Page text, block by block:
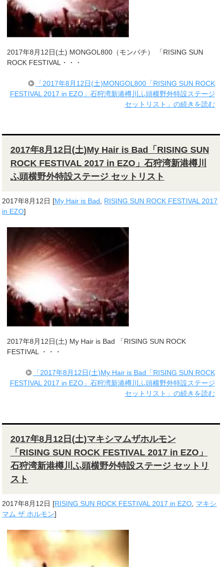
2017年8月12日(土) MONGOL800（モンパチ） 「RISING SUN
ROCK FESTIVAL・・・
「2017年8月12日(土)MONGOL800「RISING SUN ROCK
FESTIVAL 2017 in EZO」石狩湾新港樽川ふ頭横野外特設ステージ
セットリスト」の続きを読む
2017年8月12日(土)My Hair is Bad「RISING SUN
ROCK FESTIVAL 2017 in EZO」石狩湾新港樽川
ふ頭横野外特設ステージ セットリスト
2017年8月12日 [My Hair is Bad
RISING SUN ROCK FESTIVAL 2017
in EZO]
2017年8月12日(土) My Hair is Bad 「RISING SUN ROCK
FESTIVAL ・・・
「2017年8月12日(土)My Hair is Bad「RISING SUN ROCK
FESTIVAL 2017 in EZO」石狩湾新港樽川ふ頭横野外特設ステージ
セットリスト」の続きを読む
2017年8月12日(土)マキシマムザホルモン
「RISING SUN ROCK FESTIVAL 2017 in EZO」
石狩湾新港樽川ふ頭横野外特設ステージ セットリ
スト
2017年8月12日 [RISING SUN ROCK FESTIVAL 2017 in EZO, マキシ
マム ザ ホルモン]